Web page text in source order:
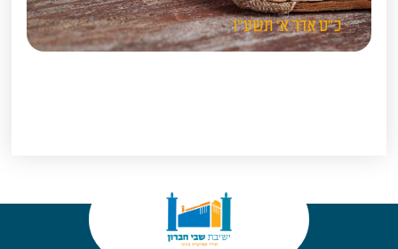
כ"טאדר א'תשע"ו